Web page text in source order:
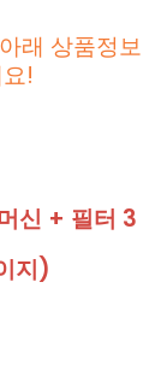
래 상품정보
!
신 + 필터 3
지)